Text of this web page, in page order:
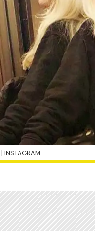
| INSTAGRAM